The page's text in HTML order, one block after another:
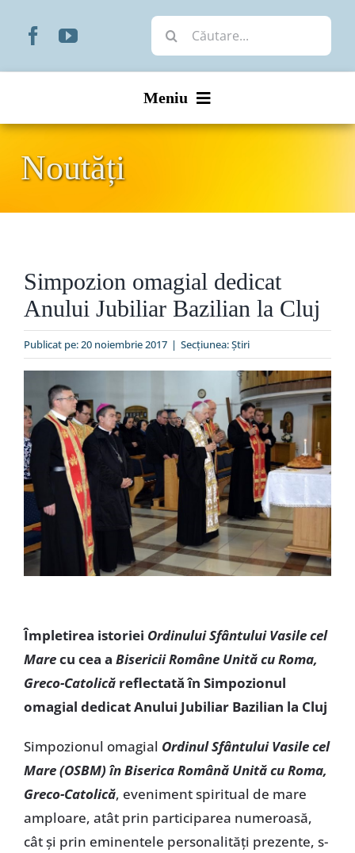
Cautare...
Meniu
Organizare
Liturgic
Special
Noutăți
Simpozion omagial dedicat
Anului Jubiliar Bazilian la Cluj
Publicat pe: 20 noiembrie 2017 | Secțiunea:Ştiri
Împletirea istoriei Ordinului Sfântului Vasile cel
Marecu cea a Bisericii Române Unită cu Roma,
Greco-Catolicăreflectată în Simpozionul
omagial dedicat Anului Jubiliar Bazilian la Cluj
Simpozionul omagial Ordinul Sfântului Vasile cel
Mare (OSBM) în Biserica Română Unită cu Roma,
Greco-Catolică, eveniment spiritual de mare
amploare, atât prin participarea numeroasă,
cât și prin eminentele personalități prezente, s-